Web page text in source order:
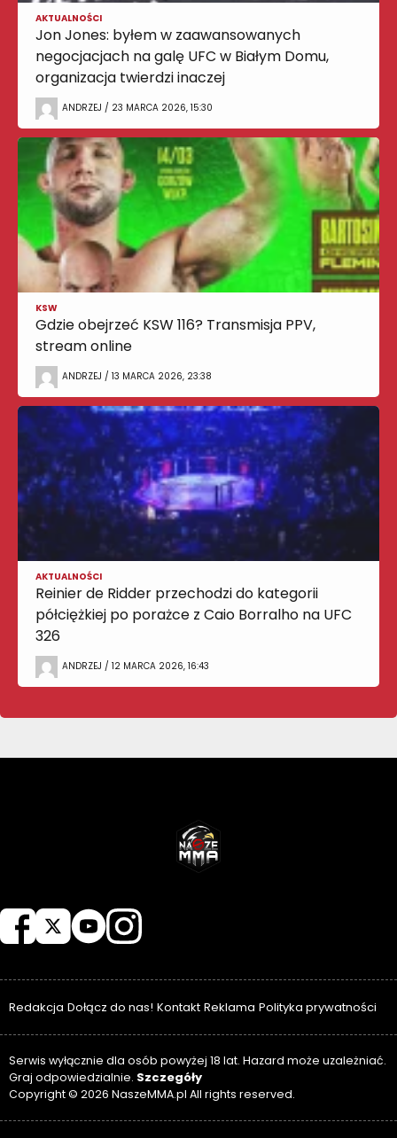
AKTUALNOŚCI
Jon Jones: byłem w zaawansowanych
negocjacjach na galę UFC w Białym Domu,
organizacja twierdzi inaczej
ANDRZEJ / 23 MARCA 2026, 15:30
KSW
Gdzie obejrzeć KSW 116? Transmisja PPV,
stream online
ANDRZEJ / 13 MARCA 2026, 23:38
AKTUALNOŚCI
Reinier de Ridder przechodzi do kategorii
półciężkiej po porażce z Caio Borralho na UFC
326
ANDRZEJ / 12 MARCA 2026, 16:43
Redakcja Dołącz do nas! Kontakt Reklama Polityka prywatności
Serwis wyłącznie dla osób powyżej 18 lat. Hazard może uzależniać.
Graj odpowiedzialnie. Szczegóły
Copyright © 2026 NaszeMMA.pl All rights reserved.